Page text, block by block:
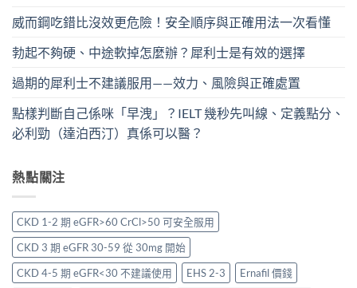
威而鋼吃錯比沒效更危險！安全順序與正確用法一次看懂
勃起不夠硬、中途軟掉怎麼辦？犀利士是有效的選擇
過期的犀利士不建議服用——效力、風險與正確處置
點樣判斷自己係咪「早洩」？IELT 幾秒先叫線、定義點分、
必利勁（達泊西汀）真係可以醫？
熱點關注
CKD 1-2 期 eGFR>60 CrCl>50 可安全服用
CKD 3 期 eGFR 30-59 從 30mg 開始
CKD 4-5 期 eGFR<30 不建議使用
EHS 2-3
Ernafil 價錢